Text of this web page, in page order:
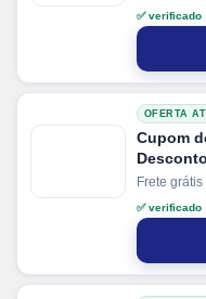
para SC e
compras
de
✅
OFERTA
Cupom
Desconto
Frete
de SP.
✅ verificado